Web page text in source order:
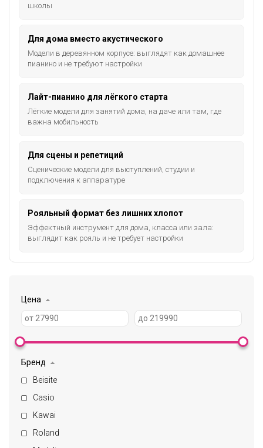
школы
Для дома вместо акустического
Модели в деревянном корпусе: выглядят как домашнее
пианино и не требуют настройки
Лайт-пианино для лёгкого старта
Лёгкие модели для занятий дома, на даче или там, где
важна мобильность
Для сцены и репетиций
Сценические модели для выступлений, студии и
подключения к аппаратуре
Рояльный формат без лишних хлопот
Эффектный инструмент для дома, класса или зала:
выглядит как рояль и не требует настройки
Цена
Бренд
Beisite
Casio
Kawai
Roland